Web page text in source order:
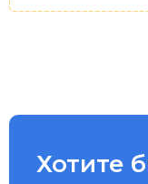
Хотите